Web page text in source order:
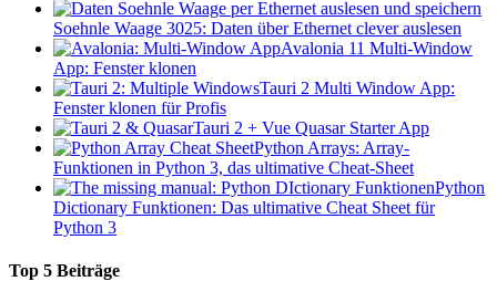
Soehnle Waage 3025: Daten über Ethernet clever auslesen
Avalonia 11 Multi-Window
App: Fenster klonen
Tauri 2 Multi Window App:
Fenster klonen für Profis
Tauri 2 + Vue Quasar Starter App
Python Arrays: Array-
Funktionen in Python 3, das ultimative Cheat-Sheet
Python
Dictionary Funktionen: Das ultimative Cheat Sheet für
Python 3
Top 5 Beiträge